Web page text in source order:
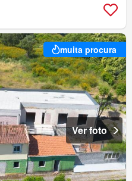
muita procura
Ver foto